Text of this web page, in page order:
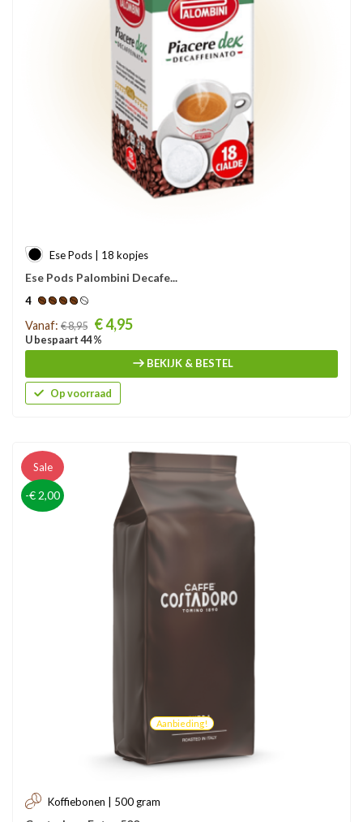
Ese Pods | 18 kopjes
Ese Pods Palombini Decafe...
4
Prijs
Vanaf: € 8,95 € 4,95
U bespaart 44 %
BEKIJK & BESTEL
Op voorraad
Sale
-€ 2,00
Aanbieding!
Koffiebonen | 500 gram